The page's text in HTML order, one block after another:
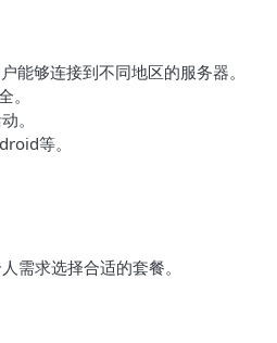
能够连接到不同地区的服务器。
。
。
等。
需求选择合适的套餐。